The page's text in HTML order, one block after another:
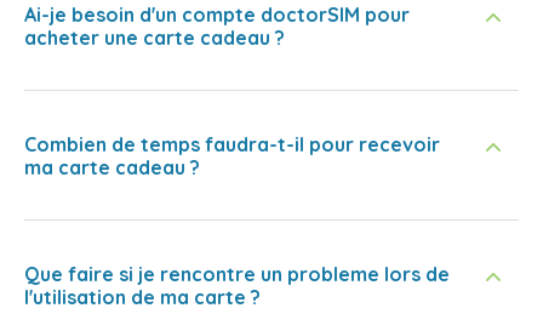
Ai-je besoin d'un compte doctorSIM pour
acheter une carte cadeau ?
Combien de temps faudra-t-il pour recevoir
ma carte cadeau ?
Que faire si je rencontre un probleme lors de
l'utilisation de ma carte ?